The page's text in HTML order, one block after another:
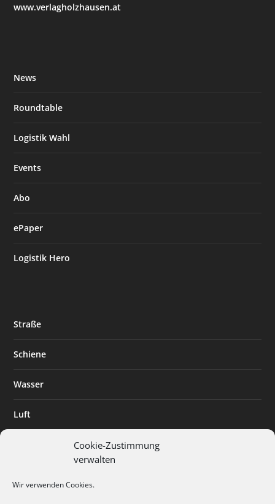
Cookie-Zustimmung
verwalten
Wir verwenden Cookies.
www.verlagholzhausen.at
News
Roundtable
Logistik Wahl
Events
Abo
ePaper
Logistik Hero
Straße
Schiene
Wasser
Luft